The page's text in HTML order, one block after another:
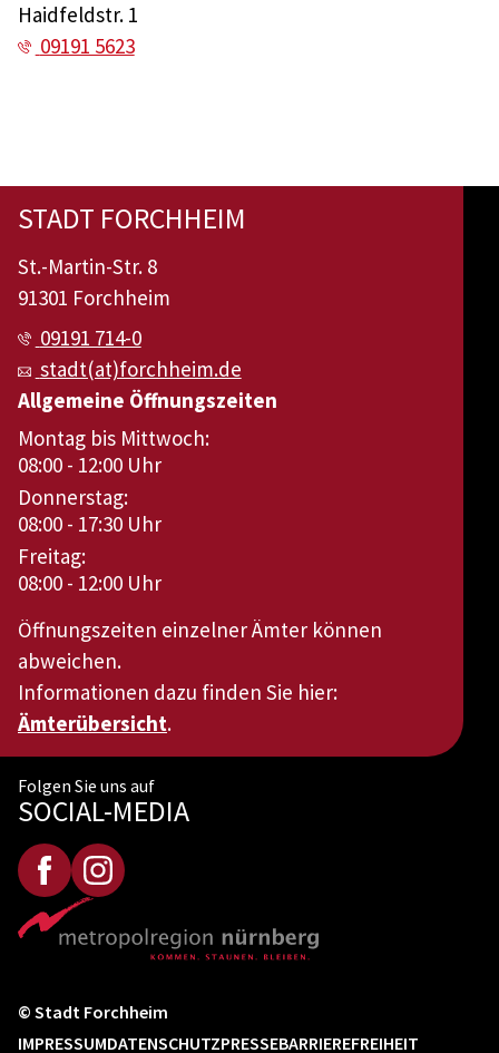
Haidfeldstr. 1
09191 5623
STADT FORCHHEIM
St.-Martin-Str. 8
91301 Forchheim
09191 714-0
stadt(at)forchheim.de
Allgemeine Öffnungszeiten
Montag bis Mittwoch:
08:00 - 12:00 Uhr
Donnerstag:
08:00 - 17:30 Uhr
Freitag:
08:00 - 12:00 Uhr
Öffnungszeiten einzelner Ämter können
abweichen.
Informationen dazu finden Sie hier:
Ämterübersicht.
Folgen Sie uns auf
SOCIAL-MEDIA
© Stadt Forchheim
IMPRESSUMDATENSCHUTZPRESSEBARRIEREFREIHEIT